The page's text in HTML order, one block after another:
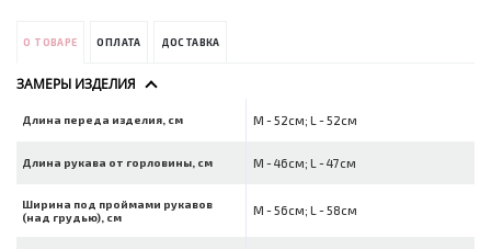
О ТОВАРЕ ОПЛАТА ДОСТАВКА
ЗАМЕРЫ ИЗДЕЛИЯ
Длина переда изделия, см M - 52см; L - 52см
Длина рукава от горловины, см M - 46см; L - 47см
Ширина под проймами рукавов
(над грудью), см
M - 56см; L - 58см